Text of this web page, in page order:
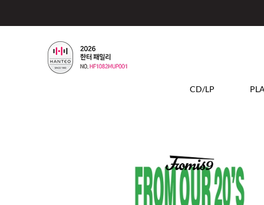
CD/LP